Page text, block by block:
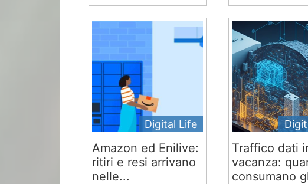
Digital Life
Amazon ed Enilive:
ritiri e resi arrivano
nelle...
Traffico dati
vacanza:
consumano